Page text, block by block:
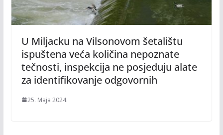
U Miljacku na Vilsonovom šetalištu
ispuštena veća količina nepoznate
tečnosti, inspekcija ne posjeduju alate
za identifikovanje odgovornih
25. Maja 2024.